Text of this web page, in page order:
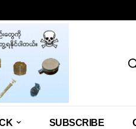
SUBSCRIBE